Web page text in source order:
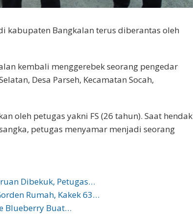
kabupaten Bangkalan terus diberantas oleh
kembali menggerebek seorang pengedar
Desa Parseh, Kecamatan Socah,
oleh petugas yakni FS (26 tahun). Saat hendak
petugas menyamar menjadi seorang
Dibekuk, Petugas…
Rumah, Kakek 63…
Blueberry Buat…